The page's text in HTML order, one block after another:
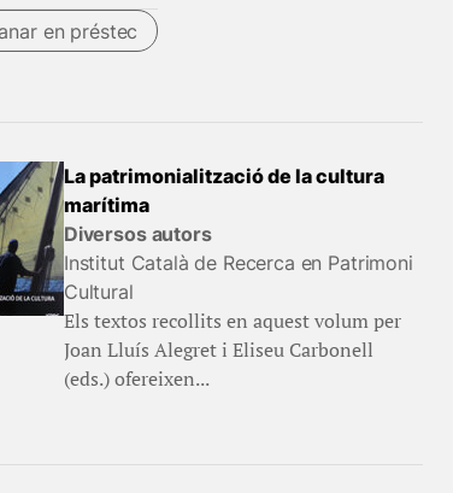
en préstec
La patrimonialització de la cultura
marítima
Diversos autors
Institut Català de Recerca en Patrimoni
Cultural
Els textos recollits en aquest volum per
Joan Lluís Alegret i Eliseu Carbonell
(eds.) ofereixen...